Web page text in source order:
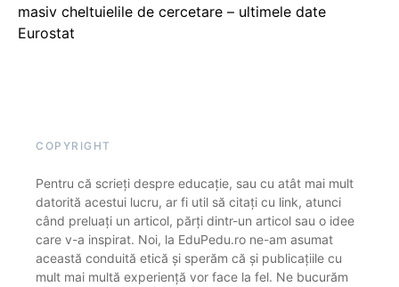
masiv cheltuielile de cercetare – ultimele date
Eurostat
COPYRIGHT
Pentru că scrieți despre educație, sau cu atât mai mult
datorită acestui lucru, ar fi util să citați cu link, atunci
când preluați un articol, părți dintr-un articol sau o idee
care v-a inspirat. Noi, la EduPedu.ro ne-am asumat
această conduită etică și sperăm că și publicațiile cu
mult mai multă experiență vor face la fel. Ne bucurăm